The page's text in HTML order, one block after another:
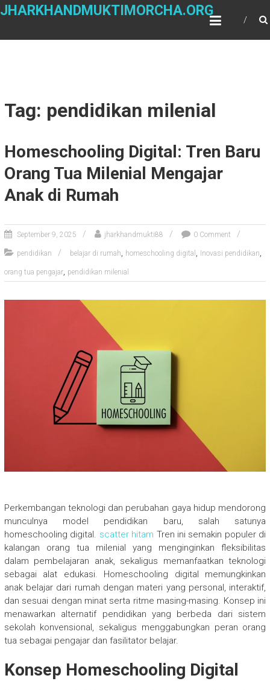
Skip
JHARKHANDMUKTIMORCHA.ORG
Tag: pendidikan milenial
Homeschooling Digital: Tren Baru
Orang Tua Milenial Mengajar
Anak di Rumah
September 9, 2025 jharkhandmukti88 0 Comment
pendidikan belajar di rumah, homeschooling digital , Inovasi pendidikan,
orang tua pengajar, pendidikan milenial
Perkembangan teknologi dan perubahan gaya hidup mendorong
munculnya model pendidikan baru, salah satunya
homeschooling digital. scatter hitam Tren ini semakin populer di
kalangan orang tua milenial yang menginginkan fleksibilitas
dalam pembelajaran anak, sekaligus memanfaatkan teknologi
sebagai alat edukasi. Homeschooling digital memungkinkan
anak belajar dari rumah dengan materi yang personal, interaktif,
dan sesuai dengan minat serta ritme masing-masing. Konsep ini
menawarkan alternatif pendidikan yang berbeda dari sistem
sekolah konvensional, sekaligus menggabungkan peran orang
tua sebagai pengajar dan fasilitator belajar.
Konsep Homeschooling Digital